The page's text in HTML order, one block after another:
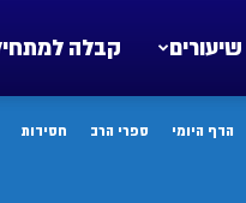
קבלה שיעורים
הדף היומי ספרי הרב חסידות